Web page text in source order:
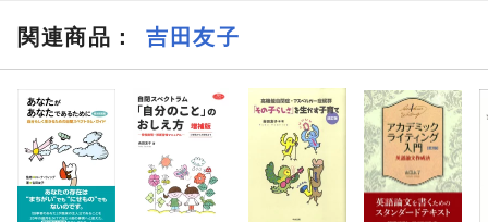
関連商品 ： 吉田友子